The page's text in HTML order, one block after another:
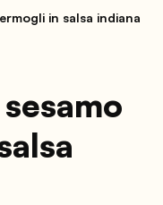
in salsa indiana